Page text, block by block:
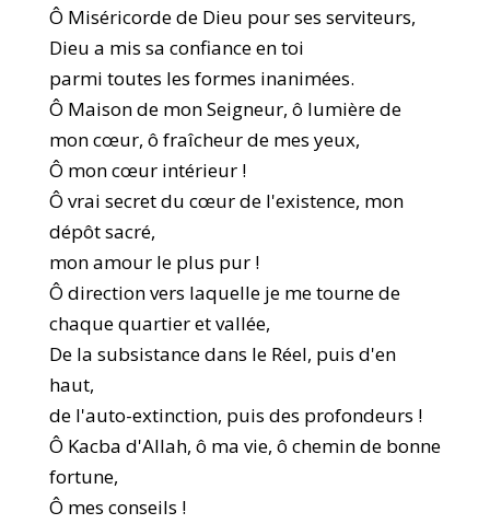
Ô Miséricorde de Dieu pour ses serviteurs,
Dieu a mis sa confiance en toi
parmi toutes les formes inanimées.
Ô Maison de mon Seigneur, ô lumière de
mon cœur, ô fraîcheur de mes yeux,
Ô mon cœur intérieur !
Ô vrai secret du cœur de l'existence, mon
dépôt sacré,
mon amour le plus pur !
Ô direction vers laquelle je me tourne de
chaque quartier et vallée,
De la subsistance dans le Réel, puis d'en
haut,
de l'auto-extinction, puis des profondeurs !
Ô Kacba d'Allah, ô ma vie, ô chemin de bonne
fortune,
Ô mes conseils !